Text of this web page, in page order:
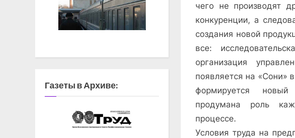
чего не производят
конкуренции, а
создания новой
все:
организация
появляется на «Сони»
формируется новый
продумана роль
процессе.
Условия труда на
Газеты в Архиве: